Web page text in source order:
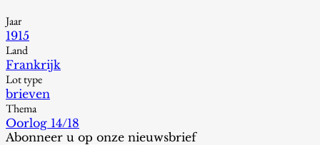
Jaar
1915
Land
Frankrijk
Lot type
brieven
Thema
Oorlog 14/18
Abonneer u op onze nieuwsbrief